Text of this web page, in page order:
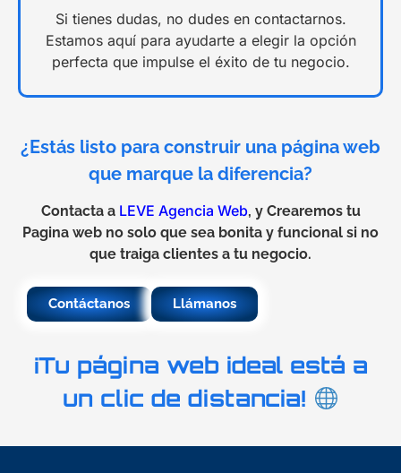
Si tienes dudas, no dudes en contactarnos.
Estamos aquí para ayudarte a elegir la opción
perfecta que impulse el éxito de tu negocio.
¿Estás listo para construir una página web
que marque la diferencia?
Contacta a LEVE Agencia Web, y Crearemos tu
Pagina web no solo que sea bonita y funcional si no
que traiga clientes a tu negocio.
Contáctanos Llámanos
¡Tu página web ideal está a
un clic de distancia!